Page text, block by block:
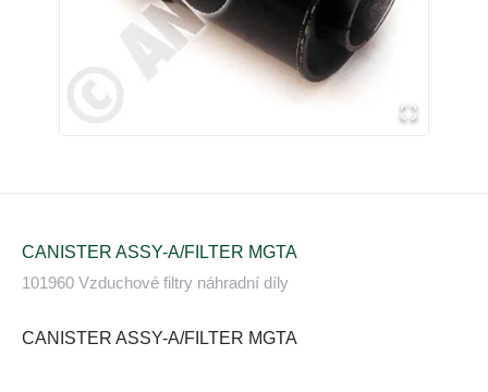
CANISTER ASSY-A/FILTER MGTA
101960 Vzduchové filtry náhradní díly
CANISTER ASSY-A/FILTER MGTA